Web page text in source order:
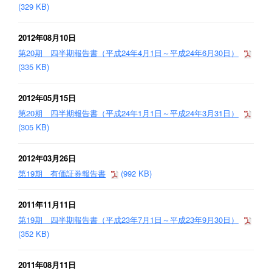
(329 KB)
2012年08月10日
第20期 四半期報告書（平成24年4月1日～平成24年6月30日）
(335 KB)
2012年05月15日
第20期 四半期報告書（平成24年1月1日～平成24年3月31日）
(305 KB)
2012年03月26日
第19期 有価証券報告書
(992 KB)
2011年11月11日
第19期 四半期報告書（平成23年7月1日～平成23年9月30日）
(352 KB)
2011年08月11日